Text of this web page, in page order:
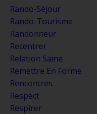
Rando-Séjour
Rando-Tourisme
Randonneur
Recentrer
Relation Saine
Remettre En Forme
Rencontres
Respect
Respirer